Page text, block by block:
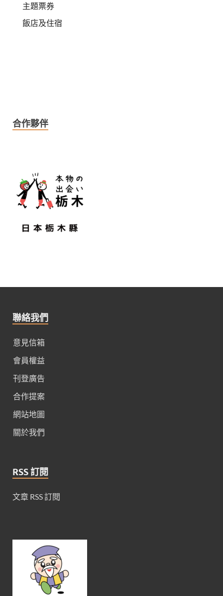
主題票券
飯店及住宿
合作夥伴
聯絡我們
意見信箱
會員權益
刊登廣告
合作提案
網站地圖
關於我們
RSS 訂閱
文章 RSS 訂閱